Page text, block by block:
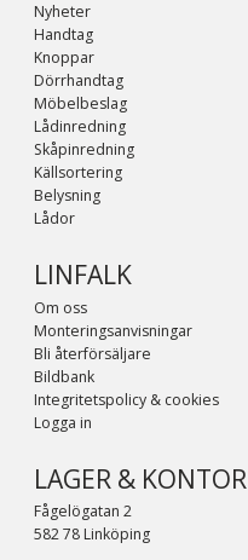
Nyheter
Handtag
Knoppar
Dörrhandtag
Möbelbeslag
Lådinredning
Skåpinredning
Källsortering
Belysning
Lådor
LINFALK
Om oss
Monteringsanvisningar
Bli återförsäljare
Bildbank
Integritetspolicy & cookies
Logga in
LAGER & KONTOR
Fågelögatan 2
582 78 Linköping